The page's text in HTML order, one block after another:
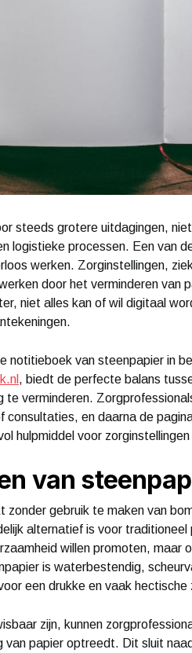
steeds grotere uitdagingen,
logistieke processen. Een van
werken. Zorginstellingen,
door het verminderen van
niet alles kan of wil digitaal
notitieboek van steenpapier in
, biedt de perfecte balans
te verminderen.
consultaties, en daarna de
hulpmiddel voor
van
zonder gebruik te maken van
alternatief is voor
willen promoten, maar
is waterbestendig,
een drukke en vaak hectische
zijn, kunnen
van papier optreedt. Dit sluit